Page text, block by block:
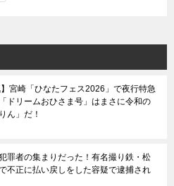
】宮崎「ひなたフェス2026」で夜行特急
ドリームおひさま号」はまさに令和の
ん」だ！
罪者の集まりだった！有名撮り鉄・松
不正に払い戻しをした容疑で逮捕され